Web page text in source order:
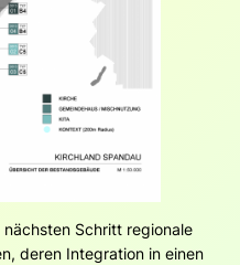
Schritt regionale
deren Integration in einen